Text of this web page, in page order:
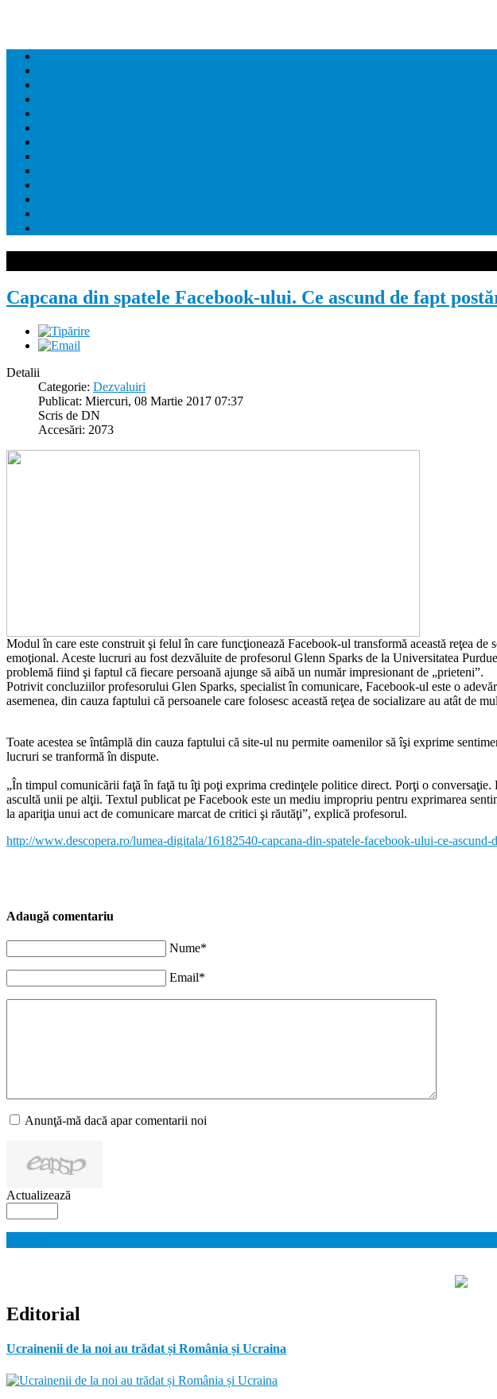
Capcana din spatele Facebook-ului. Ce ascund de fapt
Detalii
Categorie: Dezvaluiri
Publicat: Miercuri, 08 Martie 2017 07:37
Scris de DN
Accesări: 2073
Modul în care este construit şi felul în care funcţionează Facebook-ul transformă această reţea
emoţional. Aceste lucruri au fost dezvăluite de profesorul Glenn Sparks de la Universitatea
problemă fiind şi faptul că fiecare persoană ajunge să aibă un număr impresionant de „prieteni”.
Potrivit concluziilor profesorului Glen Sparks, specialist în comunicare, Facebook-ul este o
asemenea, din cauza faptului că persoanele care folosesc această reţea de socializare au atât de
Toate acestea se întâmplă din cauza faptului că site-ul nu permite oamenilor să îşi exprime
lucruri se tranformă în dispute.
„În timpul comunicării faţă în faţă tu îţi poţi exprima credinţele politice direct. Porţi o
ascultă unii pe alţii. Textul publicat pe Facebook este un mediu impropriu pentru exprimarea
la apariţia unui act de comunicare marcat de critici şi răutăţi”, explică profesorul.
http://www.descopera.ro/lumea-digitala/16182540-capcana-din-spatele-facebook-ului-ce-ascund-
Adaugă comentariu
Nume*
Email*
Anunţă-mă dacă apar comentarii noi
Actualizează
Editorial
Ucrainenii de la noi au trădat și România și Ucraina